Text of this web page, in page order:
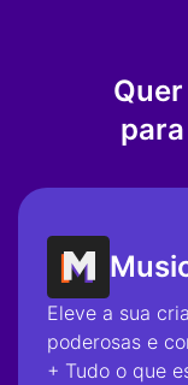
Eleve a sua
poderosas e
+ Tudo o que